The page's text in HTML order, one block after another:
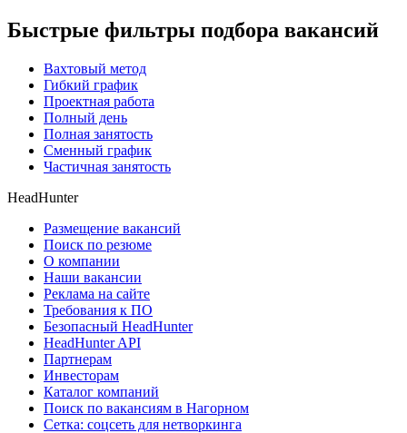
Быстрые фильтры подбора вакансий
Вахтовый метод
Гибкий график
Проектная работа
Полный день
Полная занятость
Сменный график
Частичная занятость
HeadHunter
Размещение вакансий
Поиск по резюме
О компании
Наши вакансии
Реклама на сайте
Требования к ПО
Безопасный HeadHunter
HeadHunter API
Партнерам
Инвесторам
Каталог компаний
Поиск по вакансиям в Нагорном
Сетка: соцсеть для нетворкинга